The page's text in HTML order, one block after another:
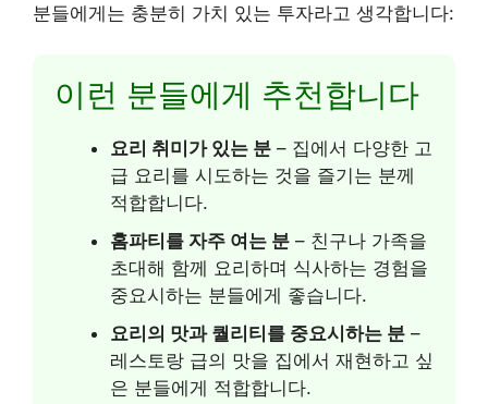
분들에게는 충분히 가치 있는 투자라고 생각합니다:
이런 분들에게 추천합니다
요리 취미가 있는 분 – 집에서 다양한 고
급 요리를 시도하는 것을 즐기는 분께
적합합니다.
홈파티를 자주 여는 분 – 친구나 가족을
초대해 함께 요리하며 식사하는 경험을
중요시하는 분들에게 좋습니다.
요리의 맛과 퀄리티를 중요시하는 분 –
레스토랑 급의 맛을 집에서 재현하고 싶
은 분들에게 적합합니다.